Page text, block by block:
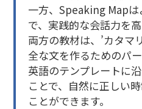
一方、Speaking Map
で、実践的な会話力を高
両方の教材は、’カタマ
全な文を作るためのパ
英語のテンプレートに
ことで、自然に正しい
ことができます。